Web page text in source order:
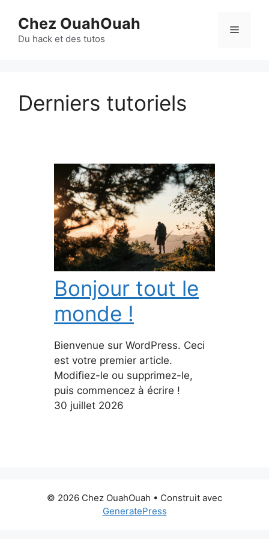
contenu
Chez OuahOuah
Du hack et des tutos
Menu
Derniers tutoriels
Bonjour tout le
monde !
Bienvenue sur WordPress. Ceci
est votre premier article.
Modifiez-le ou supprimez-le,
puis commencez à écrire !
30 juillet 2026
© 2026 Chez OuahOuah • Construit avec
GeneratePress